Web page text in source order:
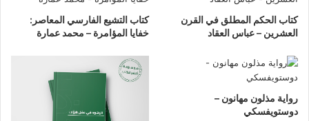
كتاب الحكم المطلق في القرن
العشرين – عباس العقاد
كتاب التشيع الفارسي المعاصر:
خفايا المؤامرة – محمد عمارة
رواية مذلون مهانون –
دوستويفسكي